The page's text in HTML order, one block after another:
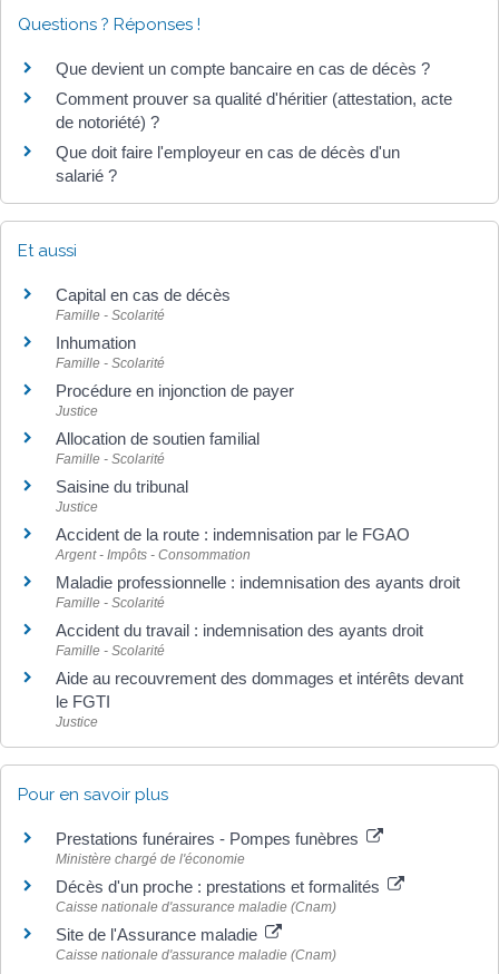
Questions ? Réponses !
Que devient un compte bancaire en cas de décès ?
Comment prouver sa qualité d'héritier (attestation, acte
de notoriété) ?
Que doit faire l'employeur en cas de décès d'un
salarié ?
Et aussi
Capital en cas de décès
Famille - Scolarité
Inhumation
Famille - Scolarité
Procédure en injonction de payer
Justice
Allocation de soutien familial
Famille - Scolarité
Saisine du tribunal
Justice
Accident de la route : indemnisation par le FGAO
Argent - Impôts - Consommation
Maladie professionnelle : indemnisation des ayants droit
Famille - Scolarité
Accident du travail : indemnisation des ayants droit
Famille - Scolarité
Aide au recouvrement des dommages et intérêts devant
le FGTI
Justice
Pour en savoir plus
Prestations funéraires - Pompes funèbres
Ministère chargé de l'économie
Décès d'un proche : prestations et formalités
Caisse nationale d'assurance maladie (Cnam)
Site de l'Assurance maladie
Caisse nationale d'assurance maladie (Cnam)